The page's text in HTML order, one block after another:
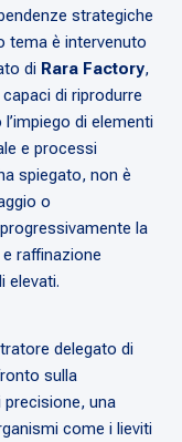
strategiche
tema è intervenuto
di Rara Factory,
di riprodurre
di elementi
e processi
spiegato, non è
o
la
raffinazione
elevati.
delegato di
sulla
una
come i lieviti